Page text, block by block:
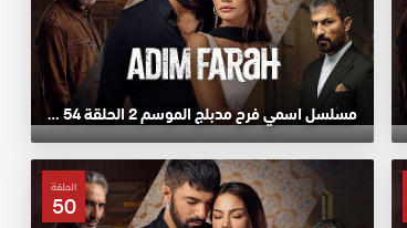
مسلسل اسمي فرح مدبلج الموسم 2 الحلقة 54 HD
الحلقة
50